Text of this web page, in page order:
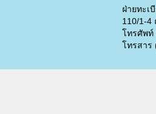
ฝ่ายทะเ
110/1-4
โทรศัพท์
โทรสาร